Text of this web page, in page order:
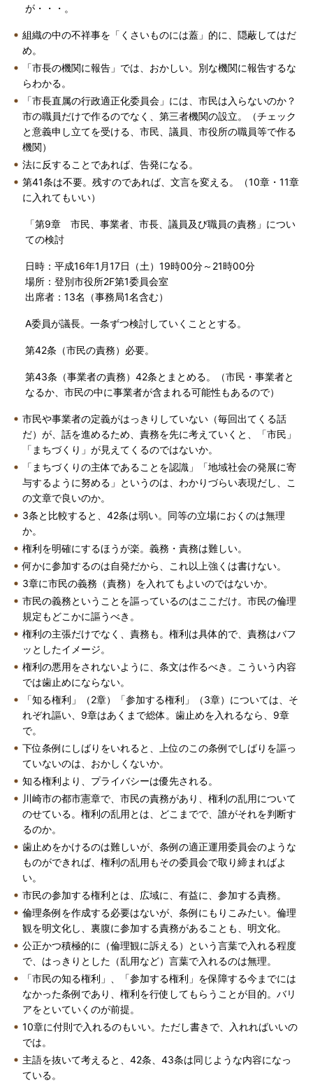
が・・・。
組織の中の不祥事を「くさいものには蓋」的に、隠蔽してはだ
め。
「市長の機関に報告」では、おかしい。別な機関に報告するな
らわかる。
「市長直属の行政適正化委員会」には、市民は入らないのか？
市の職員だけで作るのでなく、第三者機関の設立。（チェック
と意義申し立てを受ける、市民、議員、市役所の職員等で作る
機関）
法に反することであれば、告発になる。
第41条は不要。残すのであれば、文言を変える。（10章・11章
に入れてもいい）
「第9章 市民、事業者、市長、議員及び職員の責務」につい
ての検討
日時：平成16年1月17日（土）19時00分～21時00分
場所：登別市役所2F第1委員会室
出席者：13名（事務局1名含む）
A委員が議長。一条ずつ検討していくこととする。
第42条（市民の責務）必要。
第43条（事業者の責務）42条とまとめる。（市民・事業者と
なるか、市民の中に事業者が含まれる可能性もあるので）
市民や事業者の定義がはっきりしていない（毎回出てくる話
だ）が、話を進めるため、責務を先に考えていくと、「市民」
「まちづくり」が見えてくるのではないか。
「まちづくりの主体であることを認識」「地域社会の発展に寄
与するように努める」というのは、わかりづらい表現だし、こ
の文章で良いのか。
3条と比較すると、42条は弱い。同等の立場におくのは無理
か。
権利を明確にするほうが楽。義務・責務は難しい。
何かに参加するのは自発だから、これ以上強くは書けない。
3章に市民の義務（責務）を入れてもよいのではないか。
市民の義務ということを謳っているのはここだけ。市民の倫理
規定もどこかに謳うべき。
権利の主張だけでなく、責務も。権利は具体的で、責務はバフ
ッとしたイメージ。
権利の悪用をされないように、条文は作るべき。こういう内容
では歯止めにならない。
「知る権利」（2章）「参加する権利」（3章）については、そ
れぞれ謳い、9章はあくまで総体。歯止めを入れるなら、9章
で。
下位条例にしばりをいれると、上位のこの条例でしばりを謳っ
ていないのは、おかしくないか。
知る権利より、プライバシーは優先される。
川崎市の都市憲章で、市民の責務があり、権利の乱用について
のせている。権利の乱用とは、どこまでで、誰がそれを判断す
るのか。
歯止めをかけるのは難しいが、条例の適正運用委員会のような
ものができれば、権利の乱用もその委員会で取り締まればよ
い。
市民の参加する権利とは、広域に、有益に、参加する責務。
倫理条例を作成する必要はないが、条例にもりこみたい。倫理
観を明文化し、裏腹に参加する責務があることも、明文化。
公正かつ積極的に（倫理観に訴える）という言葉で入れる程度
で、はっきりとした（乱用など）言葉で入れるのは無理。
「市民の知る権利」、「参加する権利」を保障する今までには
なかった条例であり、権利を行使してもらうことが目的。バリ
アをといていくのが前提。
10章に付則で入れるのもいい。ただし書きで、入れればいいの
では。
主語を抜いて考えると、42条、43条は同じような内容になっ
ている。